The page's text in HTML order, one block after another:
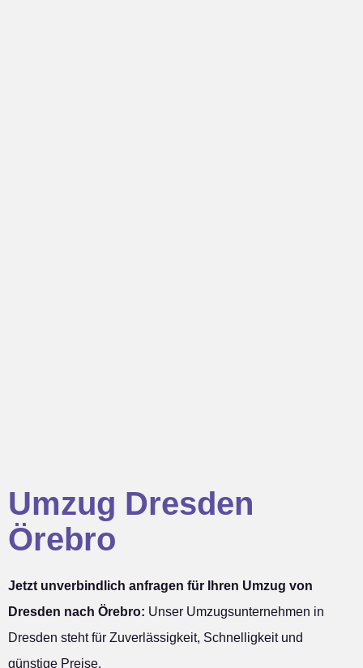
Umzug Dresden
Örebro
Jetzt unverbindlich anfragen für Ihren Umzug von
Dresden nach Örebro: Unser Umzugsunternehmen in
Dresden steht für Zuverlässigkeit, Schnelligkeit und
günstige Preise.